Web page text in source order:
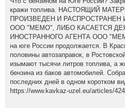
кражи топлива. НАСТОЯЩИЙ
ПРОИЗВЕДЕН И
ООО "МЕМО", ЛИБО КАСАЕТСЯ
ИНОСТРАННОГО АГЕНТА ООО
на юге России продолжается. В
половины автозаправок, в
изымают тысячи литров топлива, а
бензина из баков автомобилей.
последних дней в одном коротком
https://www.kavkaz-uzel.eu/articles/